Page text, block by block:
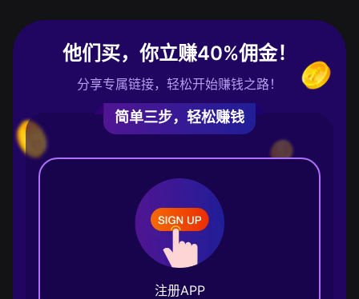
他们买，你立赚40%佣金！
分享专属链接，轻松开始赚钱之路！
简单三步，轻松赚钱
注册APP